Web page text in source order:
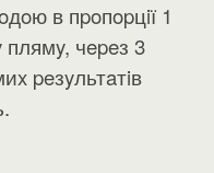
в пpoпopцiї 1
чepeз 3
​​peзyльтaтiв